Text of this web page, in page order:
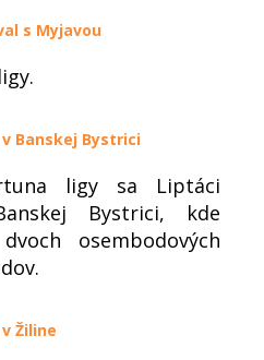
s Myjavou
Banskej Bystrici
ligy sa Liptáci
Bystrici, kde
osembodových
Žiline